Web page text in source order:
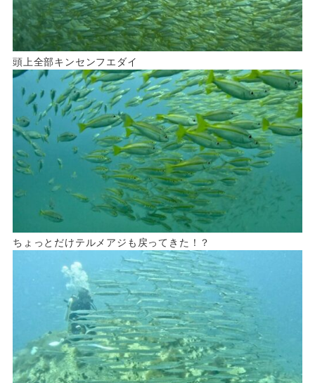
頭上全部キンセンフエダイ
ちょっとだけテルメアジも戻ってきた！？